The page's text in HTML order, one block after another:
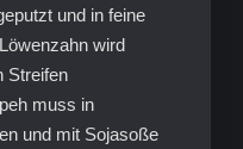
und in feine
wird
Streifen
muss in
und mit Sojasoße